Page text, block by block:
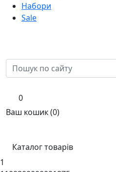
Набори
Sale
0
Ваш кошик (0)
Каталог товарів
1